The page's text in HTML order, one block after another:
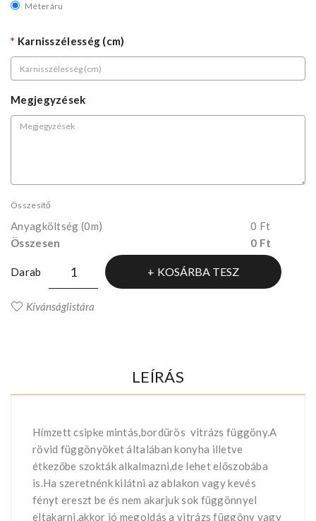
Méteráru
Karnisszélesség (cm)
Megjegyzések
Összesítő
Anyagköltség (0m)
0 Ft
Összesen
0 Ft
Darab KOSÁRBA TESZ
Kívánságlistára
LEÍRÁS
Hímzett csipke mintás,bordűrös vitrázs függöny.A
rövid függönyöket általában konyha illetve
étkezőbe szokták alkalmazni,de lehet előszobába
is.Ha szeretnénk kilátni az ablakon vagy kevés
fényt ereszt be és nem akarjuk sok függönnyel
eltakarni,akkor jó megoldás a vitrázs függöny vagy